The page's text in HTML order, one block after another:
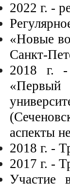
2022 г. -
«Новые
Санкт-
2018 г.
аспекты
2018 г. -
2017 г. -
Участие